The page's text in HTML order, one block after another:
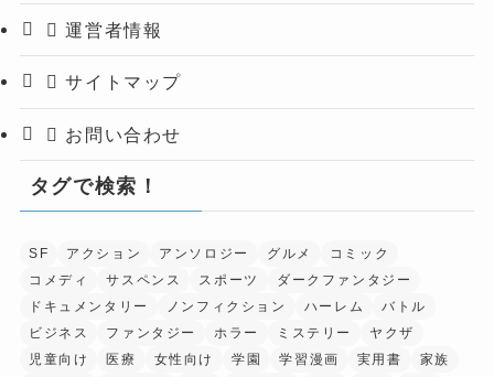
運営者情報
サイトマップ
お問い合わせ
タグで検索！
SF アクション アンソロジー グルメ
コミック
コメディ
サスペンス スポーツ
ダークファンタジー
ドキュメンタリー
ノンフィクション ハーレム
バトル
ビジネス
ファンタジー ホラー ミステリー
ヤクザ
児童向け
医療 女性向け 学園 学習漫画 実用書
家族